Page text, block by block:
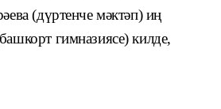
(дүртенче мәктәп) иң
гимназиясе) килде,